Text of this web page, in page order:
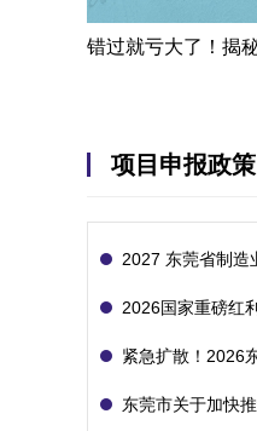
项目申报政策